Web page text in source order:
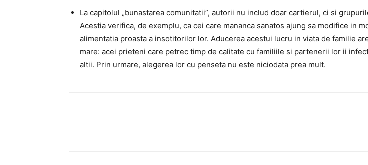
La capitolul „bunastarea comunitatii”, autorii nu includ doar cartierul, ci si
Acestia verifica, de exemplu, ca cei care mananca sanatos ajung sa modifice in
alimentatia proasta a insotitorilor lor. Aducerea acestui lucru in viata de familie
mare: acei prieteni care petrec timp de calitate cu familiile si partenerii lor ii
altii. Prin urmare, alegerea lor cu penseta nu este niciodata prea mult.